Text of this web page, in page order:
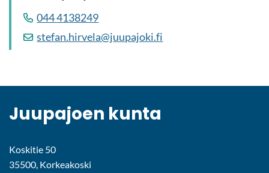
044 4138249
ste­fan.hir­ve­la@juu­pa­jo­ki.fi
Juu­pa­joen kunta
Koskitie 50
35500, Korkeakoski